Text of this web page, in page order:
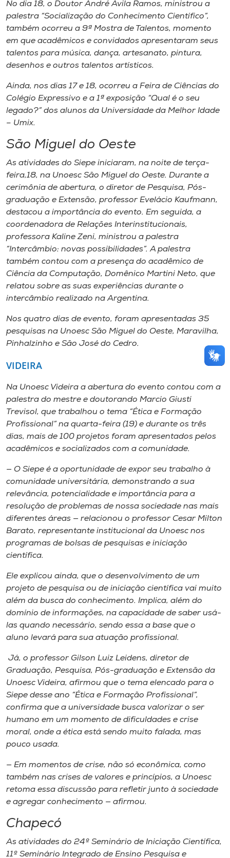
No dia 18, o Doutor André Avila Ramos, ministrou a
palestra “Socialização do Conhecimento Científico”,
também ocorreu a 9ª Mostra de Talentos, momento
em que acadêmicos e convidados apresentaram seus
talentos para música, dança, artesanato, pintura,
desenhos e outros talentos artísticos.
Ainda, nos dias 17 e 18, ocorreu a Feira de Ciências do
Colégio Expressivo e a 1ª exposição “Qual é o seu
legado?” dos alunos da Universidade da Melhor Idade
– Umix.
São Miguel do Oeste
As atividades do Siepe iniciaram, na noite de terça-
feira,18, na Unoesc São Miguel do Oeste. Durante a
cerimônia de abertura, o diretor de Pesquisa, Pós-
graduação e Extensão, professor Evelácio Kaufmann,
destacou a importância do evento. Em seguida, a
coordenadora de Relações Interinstitucionais,
professora Kaline Zeni, ministrou a palestra
“Intercâmbio: novas possibilidades”. A palestra
também contou com a presença do acadêmico de
Ciência da Computação, Domênico Martini Neto, que
relatou sobre as suas experiências durante o
intercâmbio realizado na Argentina.
Nos quatro dias de evento, foram apresentadas 35
pesquisas na Unoesc São Miguel do Oeste, Maravilha,
Pinhalzinho e São José do Cedro.
VIDEIRA
Na Unoesc Videira a abertura do evento contou com a
palestra do mestre e doutorando Marcio Giusti
Trevisol, que trabalhou o tema “Ética e Formação
Profissional” na quarta-feira (19) e durante os três
dias, mais de 100 projetos foram apresentados pelos
acadêmicos e socializados com a comunidade.
— O Siepe é a oportunidade de expor seu trabalho à
comunidade universitária, demonstrando a sua
relevância, potencialidade e importância para a
resolução de problemas de nossa sociedade nas mais
diferentes áreas — relacionou o professor Cesar Milton
Barato, representante institucional da Unoesc nos
programas de bolsas de pesquisas e iniciação
científica.
Ele explicou ainda, que o desenvolvimento de um
projeto de pesquisa ou de iniciação científica vai muito
além da busca do conhecimento. Implica, além do
domínio de informações, na capacidade de saber usá-
las quando necessário, sendo essa a base que o
aluno levará para sua atuação profissional.
Já, o professor Gilson Luiz Leidens, diretor de
Graduação, Pesquisa, Pós-graduação e Extensão da
Unoesc Videira, afirmou que o tema elencado para o
Siepe desse ano “Ética e Formação Profissional”,
confirma que a universidade busca valorizar o ser
humano em um momento de dificuldades e crise
moral, onde a ética está sendo muito falada, mas
pouco usada.
— Em momentos de crise, não só econômica, como
também nas crises de valores e princípios, a Unoesc
retoma essa discussão para refletir junto à sociedade
e agregar conhecimento — afirmou.
Chapecó
As atividades do 24º Seminário de Iniciação Científica,
11º Seminário Integrado de Ensino Pesquisa e